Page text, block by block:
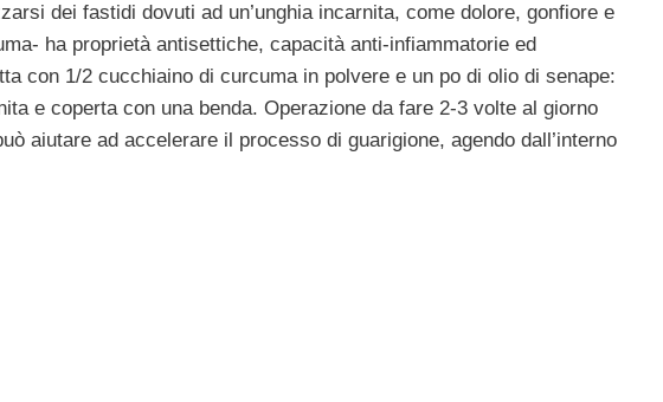
dei fastidi dovuti ad un’unghia incarnita, come dolore, gonfiore e
ha proprietà antisettiche, capacità anti-infiammatorie ed
con 1/2 cucchiaino di curcuma in polvere e un po di olio di senape:
e coperta con una benda. Operazione da fare 2-3 volte al giorno
aiutare ad accelerare il processo di guarigione, agendo dall’interno